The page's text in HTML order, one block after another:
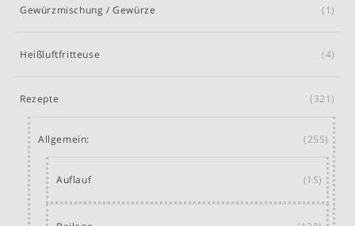
Gewürzmischung / Gewürze (1)
Heißluftfritteuse (4)
Rezepte (321)
Allgemein: (255)
Auflauf (15)